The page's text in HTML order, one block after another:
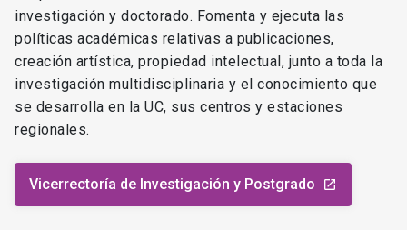
investigación y doctorado. Fomenta y ejecuta las
políticas académicas relativas a publicaciones,
creación artística, propiedad intelectual, junto a toda la
investigación multidisciplinaria y el conocimiento que
se desarrolla en la UC, sus centros y estaciones
regionales.
Vicerrectoría de Investigación y Postgrado launch